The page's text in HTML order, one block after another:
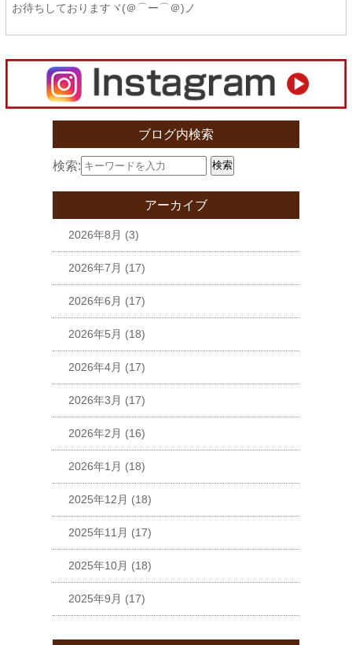
お待ちしておりますヾ(＠⌒ー⌒＠)ノ
ブログ内検索
検索: 検索
アーカイブ
2026年8月 (3)
2026年7月 (17)
2026年6月 (17)
2026年5月 (18)
2026年4月 (17)
2026年3月 (17)
2026年2月 (16)
2026年1月 (18)
2025年12月 (18)
2025年11月 (17)
2025年10月 (18)
2025年9月 (17)